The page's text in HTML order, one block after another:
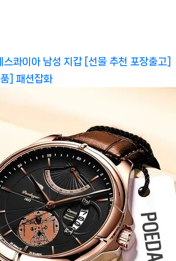
콰이아 남성 지갑 [선물 추천 포장출고]
] 패션잡화